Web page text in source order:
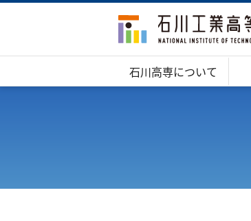
石川高専について